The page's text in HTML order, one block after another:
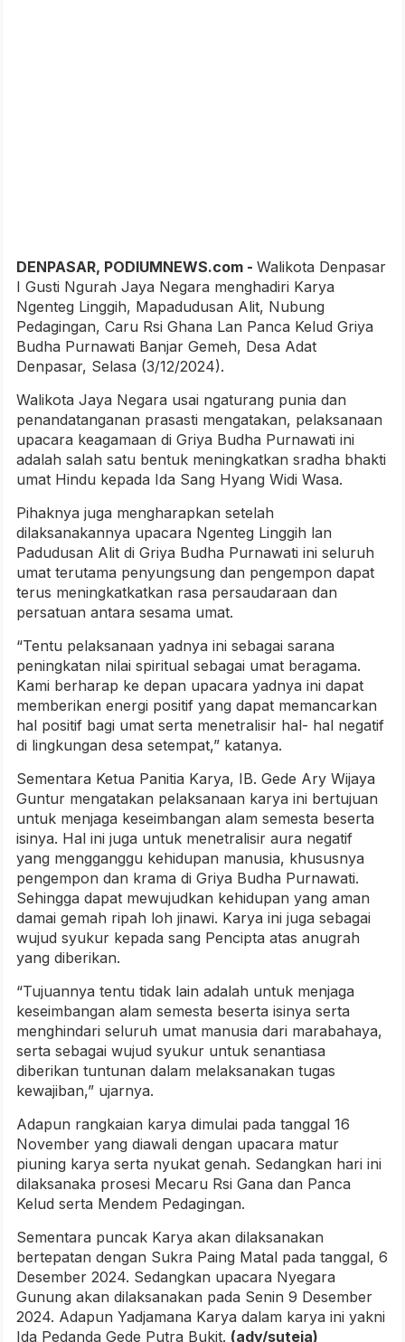
DENPASAR, PODIUMNEWS.com - Walikota Denpasar
I Gusti Ngurah Jaya Negara menghadiri Karya
Ngenteg Linggih, Mapadudusan Alit, Nubung
Pedagingan, Caru Rsi Ghana Lan Panca Kelud Griya
Budha Purnawati Banjar Gemeh, Desa Adat
Denpasar, Selasa (3/12/2024).
Walikota Jaya Negara usai ngaturang punia dan
penandatanganan prasasti mengatakan, pelaksanaan
upacara keagamaan di Griya Budha Purnawati ini
adalah salah satu bentuk meningkatkan sradha bhakti
umat Hindu kepada Ida Sang Hyang Widi Wasa.
Pihaknya juga mengharapkan setelah
dilaksanakannya upacara Ngenteg Linggih lan
Padudusan Alit di Griya Budha Purnawati ini seluruh
umat terutama penyungsung dan pengempon dapat
terus meningkatkatkan rasa persaudaraan dan
persatuan antara sesama umat.
“Tentu pelaksanaan yadnya ini sebagai sarana
peningkatan nilai spiritual sebagai umat beragama.
Kami berharap ke depan upacara yadnya ini dapat
memberikan energi positif yang dapat memancarkan
hal positif bagi umat serta menetralisir hal- hal negatif
di lingkungan desa setempat,” katanya.
Sementara Ketua Panitia Karya, IB. Gede Ary Wijaya
Guntur mengatakan pelaksanaan karya ini bertujuan
untuk menjaga keseimbangan alam semesta beserta
isinya. Hal ini juga untuk menetralisir aura negatif
yang mengganggu kehidupan manusia, khususnya
pengempon dan krama di Griya Budha Purnawati.
Sehingga dapat mewujudkan kehidupan yang aman
damai gemah ripah loh jinawi. Karya ini juga sebagai
wujud syukur kepada sang Pencipta atas anugrah
yang diberikan.
“Tujuannya tentu tidak lain adalah untuk menjaga
keseimbangan alam semesta beserta isinya serta
menghindari seluruh umat manusia dari marabahaya,
serta sebagai wujud syukur untuk senantiasa
diberikan tuntunan dalam melaksanakan tugas
kewajiban,” ujarnya.
Adapun rangkaian karya dimulai pada tanggal 16
November yang diawali dengan upacara matur
piuning karya serta nyukat genah. Sedangkan hari ini
dilaksanaka prosesi Mecaru Rsi Gana dan Panca
Kelud serta Mendem Pedagingan.
Sementara puncak Karya akan dilaksanakan
bertepatan dengan Sukra Paing Matal pada tanggal, 6
Desember 2024. Sedangkan upacara Nyegara
Gunung akan dilaksanakan pada Senin 9 Desember
2024. Adapun Yadjamana Karya dalam karya ini yakni
Ida Pedanda Gede Putra Bukit. (ady/suteja)